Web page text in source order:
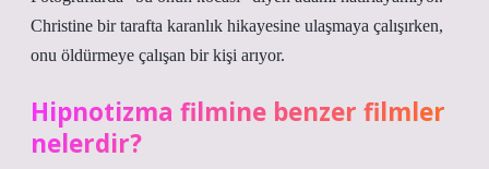
Christine bir tarafta karanlık hikayesine ulaşmaya çalışırken,
onu öldürmeye çalışan bir kişi arıyor.
Hipnotizma filmine benzer filmler
nelerdir?